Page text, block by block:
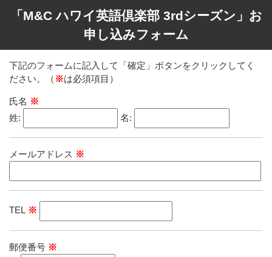
「M&C ハワイ英語倶楽部 3rdシーズン」お
申し込みフォーム
下記のフォームに記入して「確定」ボタンをクリックしてく
ださい。（ ※は必須項目）
氏名 ※
姓:
名:
メールアドレス ※
TEL ※
郵便番号 ※